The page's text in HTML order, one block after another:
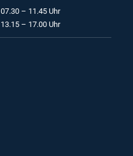
07.30 – 11.45 Uhr
13.15 – 17.00 Uhr